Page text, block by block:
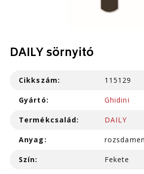
DAILY sörnyitó
Cikkszám: 115129
Gyártó: Ghidini
Termékcsalád: DAILY
Anyag:
Szín: Fekete